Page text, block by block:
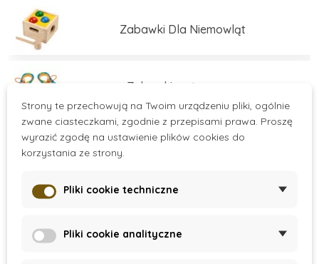
świadomy rozwój dzieci.
Zabawki Dla Niemowląt
Zabawki motoryczne
Zabawki edukacyjne
Více kategorií
Strony te przechowują na Twoim urządzeniu pliki, ogólnie
zwane ciasteczkami, zgodnie z przepisami prawa. Proszę
wyrazić zgodę na ustawienie plików cookies do
korzystania ze strony.
Pliki cookie techniczne
Pliki cookie analityczne